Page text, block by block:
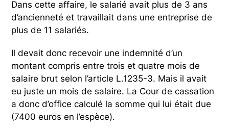
Dans cette affaire, le salarié avait plus de 3 ans
d’ancienneté et travaillait dans une entreprise de
plus de 11 salariés.
Il devait donc recevoir une indemnité d’un
montant compris entre trois et quatre mois de
salaire brut selon l’article L.1235-3. Mais il avait
eu juste un mois de salaire. La Cour de cassation
a donc d’office calculé la somme qui lui était due
(7400 euros en l’espèce).